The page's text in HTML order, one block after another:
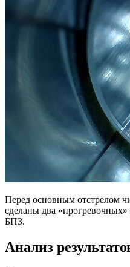
Перед основным отстрелом
сделаны два
БПЗ.
Анализ